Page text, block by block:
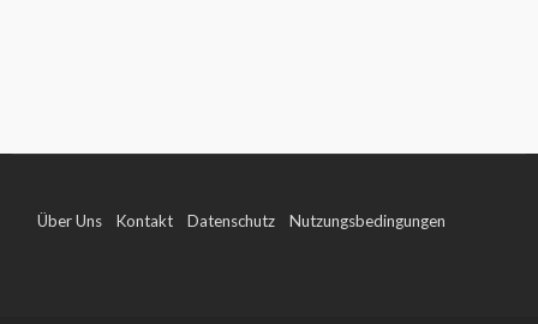
Über Uns Kontakt Datenschutz Nutzungsbedingungen